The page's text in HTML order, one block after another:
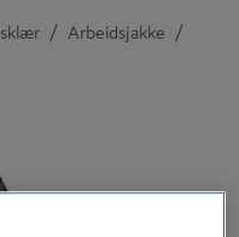
/ Arbeidsjakke /